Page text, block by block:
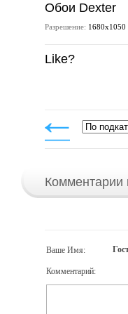
Обои Dexter
Разрешение:
Like?
Комментарии
Ваше Имя:
Комментарий: